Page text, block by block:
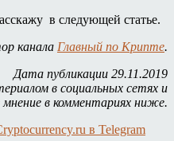
в следующей статье.
канала Главный по Крипте.
Дата публикации 29.11.2019
в социальных сетях и
мнение в комментариях ниже.